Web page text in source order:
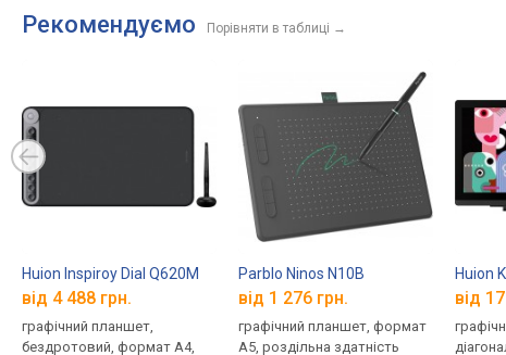
Рекомендуємо Порівняти в таблиці →
Huion Inspiroy Dial Q620M
від 4 488 грн.
графічний планшет,
бездротовий, формат A4,
Parblo Ninos N10B
від 1 276 грн.
графічний планшет, формат
A5, роздільна здатність
Huion
від